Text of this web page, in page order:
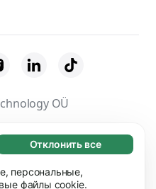
того, чтобы вы
и использовать
Отклонить все
персональные,
файлы cookie.
OÜ
соглашение
Файлы cookies